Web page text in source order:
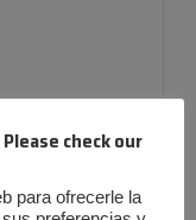
check our
para ofrecerle la